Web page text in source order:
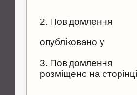
2. Повідомлення
опубліковано у
3. Повідомлення
розміщено на сторінці